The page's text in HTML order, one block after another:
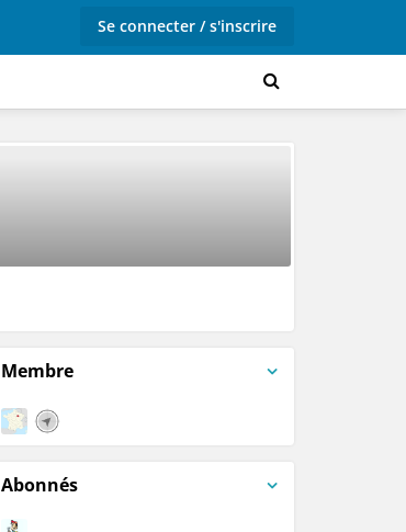
Se connecter / s'inscrire
Membre
Abonnés